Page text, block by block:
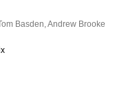
Basden,Andrew Brooke